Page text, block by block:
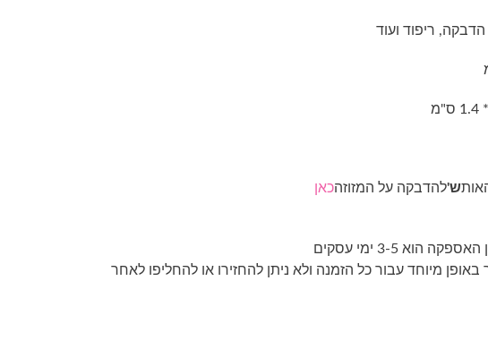
₪16.00.
ריפוד ועוד
ש'להדבקה על המזוזהכאן
באופן מיוחד עבור כל הזמנה ולא ניתן להחזירו או להחליפו לאחר